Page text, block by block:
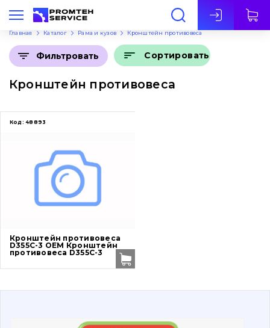
Рус
Главная Каталог Рама и кузов Кронштейн противовеса
Кронштейн противовеса
Фильтровать Сортировать
Код: 48893
Кронштейн противовеса
D355C-3 OEM Кронштейн
противовеса D355C-3